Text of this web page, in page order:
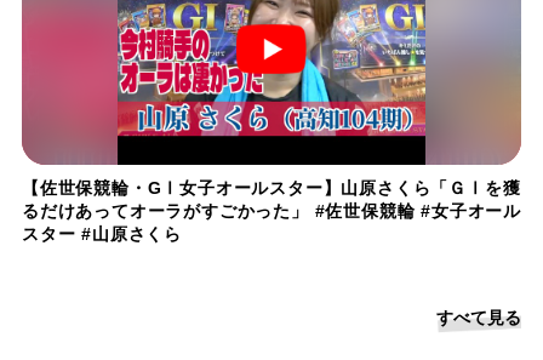
【佐世保競輪・GⅠ女子オールスター】山原さくら「ＧⅠを獲
るだけあってオーラがすごかった」 #佐世保競輪 #女子オール
スター #山原さくら
すべて見る